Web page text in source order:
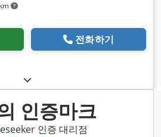
전화하기
인증마크
인증 대리점